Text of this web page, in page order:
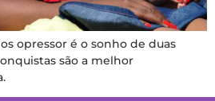
opressor é o sonho de duas
são a melhor